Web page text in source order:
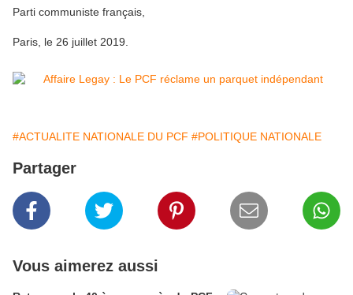
Parti communiste français,
Paris, le 26 juillet 2019.
#ACTUALITE NATIONALE DU PCF #POLITIQUE NATIONALE
Partager
Vous aimerez aussi